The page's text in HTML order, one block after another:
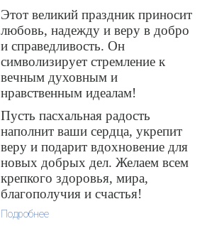
Этот великий праздник приносит
любовь, надежду и веру в добро
и справедливость. Он
символизирует стремление к
вечным духовным и
нравственным идеалам!
Пусть пасхальная радость
наполнит ваши сердца, укрепит
веру и подарит вдохновение для
новых добрых дел. Желаем всем
крепкого здоровья, мира,
благополучия и счастья!
Подробнее